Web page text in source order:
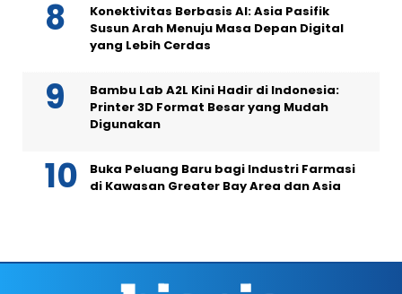
Konektivitas Berbasis AI: Asia Pasifik
Susun Arah Menuju Masa Depan Digital
yang Lebih Cerdas
Bambu Lab A2L Kini Hadir di Indonesia:
Printer 3D Format Besar yang Mudah
Digunakan
Buka Peluang Baru bagi Industri Farmasi
di Kawasan Greater Bay Area dan Asia